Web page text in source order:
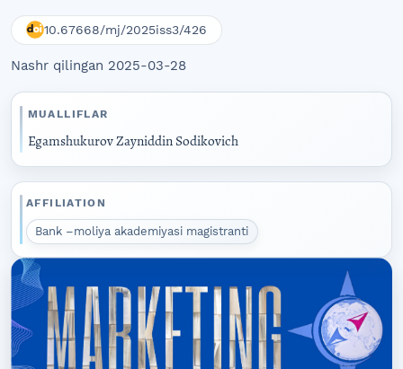
10.67668/mj/2025iss3/426
Nashr qilingan 2025-03-28
MUALLIFLAR
Egamshukurov Zayniddin Sodikovich
AFFILIATION
Bank –moliya akademiyasi magistranti